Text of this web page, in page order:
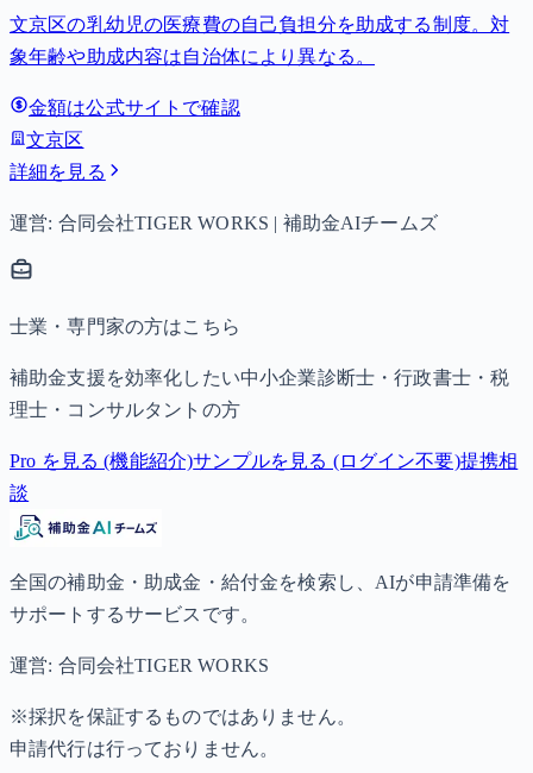
文京区の乳幼児の医療費の自己負担分を助成する制度。対
象年齢や助成内容は自治体により異なる。
金額は公式サイトで確認
文京区
詳細を見る
運営: 合同会社TIGER WORKS | 補助金AIチームズ
士業・専門家の方はこちら
補助金支援を効率化したい中小企業診断士・行政書士・税
理士・コンサルタントの方
Pro を見る (機能紹介)サンプルを見る (ログイン不要)提携相
談
全国の補助金・助成金・給付金を検索し、AIが申請準備を
サポートするサービスです。
運営: 合同会社TIGER WORKS
※採択を保証するものではありません。
申請代行は行っておりません。